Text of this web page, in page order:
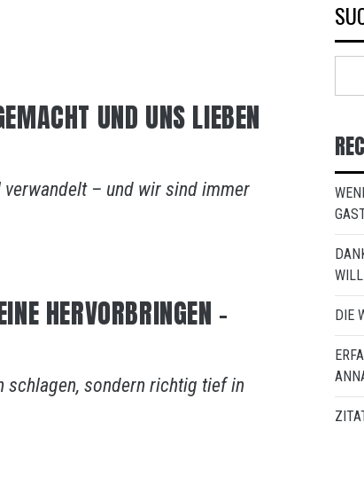
UND UNS LIEBEN
– und wir sind immer
HERVORBRINGEN –
schlagen, sondern richtig tief in
DIE